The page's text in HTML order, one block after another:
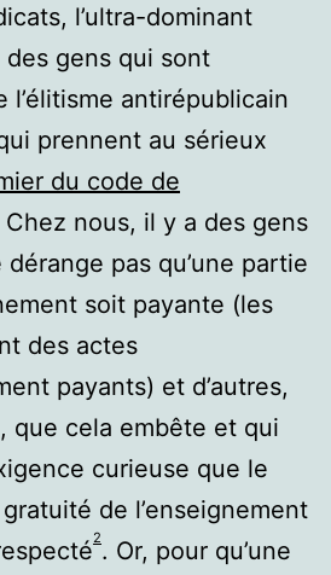
l’ultra-dominant
des gens qui sont
l’élitisme antirépublicain
prennent au sérieux
du code de
Chez nous, il y a des gens
pas qu’une partie
soit payante (les
des actes
payants) et d’autres,
que cela embête et qui
curieuse que le
de l’enseignement
2. Or, pour qu’une